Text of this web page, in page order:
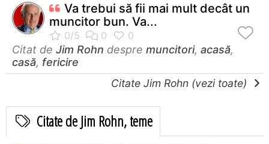
Va trebui să fii mai mult decât un
muncitor bun. Va...
Citat de Jim Rohn despre muncitori, acasă,
casă, fericire
Citate Jim Rohn (vezi toate)
Citate de Jim Rohn, teme